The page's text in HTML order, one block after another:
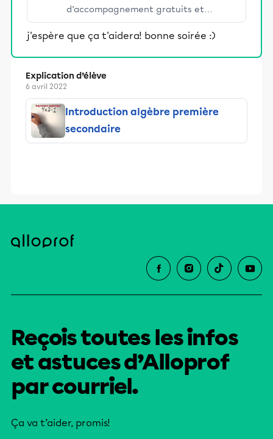
d’accompagnement gratuits et
stimulants, Alloprof engage les élèves
et leurs parents dans la réussite
éducative.
j'espère que ça t'aidera! bonne soirée :)
Explication d’élève
6 avril 2022
Introduction algèbre première
secondaire
Reçois toutes les infos
et astuces d’Alloprof
par courriel.
Ça va t’aider, promis!